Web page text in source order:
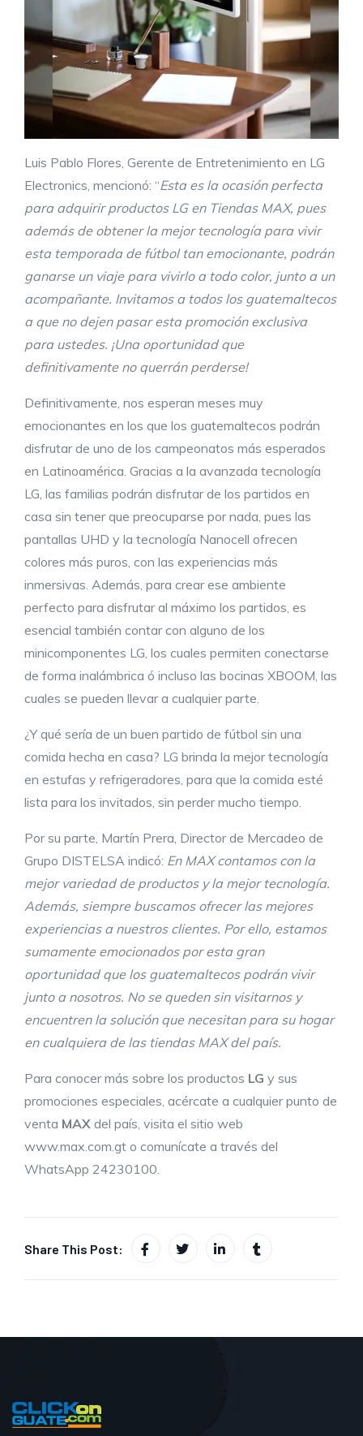
Luis Pablo Flores, Gerente de Entretenimiento en LG
Electronics, mencionó: “Esta es la ocasión perfecta
para adquirir productos LG en Tiendas MAX, pues
además de obtener la mejor tecnología para vivir
esta temporada de fútbol tan emocionante, podrán
ganarse un viaje para vivirlo a todo color, junto a un
acompañante. Invitamos a todos los guatemaltecos
a que no dejen pasar esta promoción exclusiva
para ustedes. ¡Una oportunidad que
definitivamente no querrán perderse!
Definitivamente, nos esperan meses muy
emocionantes en los que los guatemaltecos podrán
disfrutar de uno de los campeonatos más esperados
en Latinoamérica. Gracias a la avanzada tecnología
LG, las familias podrán disfrutar de los partidos en
casa sin tener que preocuparse por nada, pues las
pantallas UHD y la tecnología Nanocell ofrecen
colores más puros, con las experiencias más
inmersivas. Además, para crear ese ambiente
perfecto para disfrutar al máximo los partidos, es
esencial también contar con alguno de los
minicomponentes LG, los cuales permiten conectarse
de forma inalámbrica ó incluso las bocinas XBOOM, las
cuales se pueden llevar a cualquier parte.
¿Y qué sería de un buen partido de fútbol sin una
comida hecha en casa? LG brinda la mejor tecnología
en estufas y refrigeradores, para que la comida esté
lista para los invitados, sin perder mucho tiempo.
Por su parte, Martín Prera, Director de Mercadeo de
Grupo DISTELSA indicó: En MAX contamos con la
mejor variedad de productos y la mejor tecnología.
Además, siempre buscamos ofrecer las mejores
experiencias a nuestros clientes. Por ello, estamos
sumamente emocionados por esta gran
oportunidad que los guatemaltecos podrán vivir
junto a nosotros. No se queden sin visitarnos y
encuentren la solución que necesitan para su hogar
en cualquiera de las tiendas MAX del país.
Para conocer más sobre los productos LG y sus
promociones especiales, acércate a cualquier punto de
venta MAX del país, visita el sitio web
www.max.com.gt o comunícate a través del
WhatsApp 24230100.
Share This Post: